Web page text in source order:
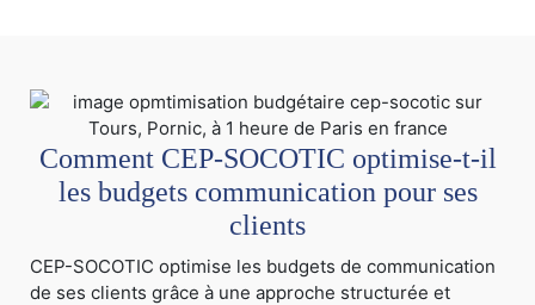
Comment CEP-SOCOTIC optimise-t-il
les budgets communication pour ses
clients
CEP-SOCOTIC optimise les budgets de communication
de ses clients grâce à une approche structurée et